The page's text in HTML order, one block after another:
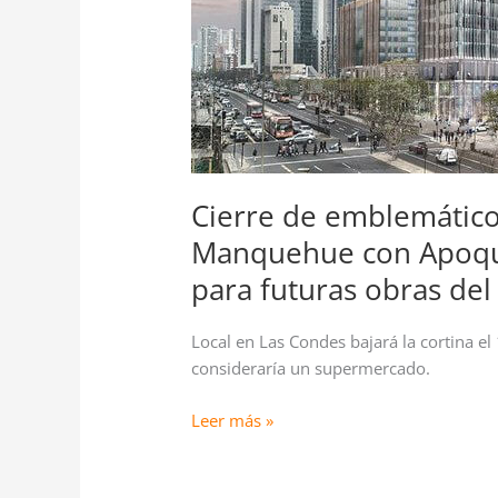
Cierre de
Manquehue con
para futuras obras
Local en Las Condes bajará la cortina
consideraría un supermercado.
marca
cuenta
regresiva
para
futuras
obras
del
de
los
Leer más »